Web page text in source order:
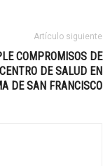
Artículo siguiente
COMPROMISOS DE
DE SALUD EN
DE SAN FRANCISCO